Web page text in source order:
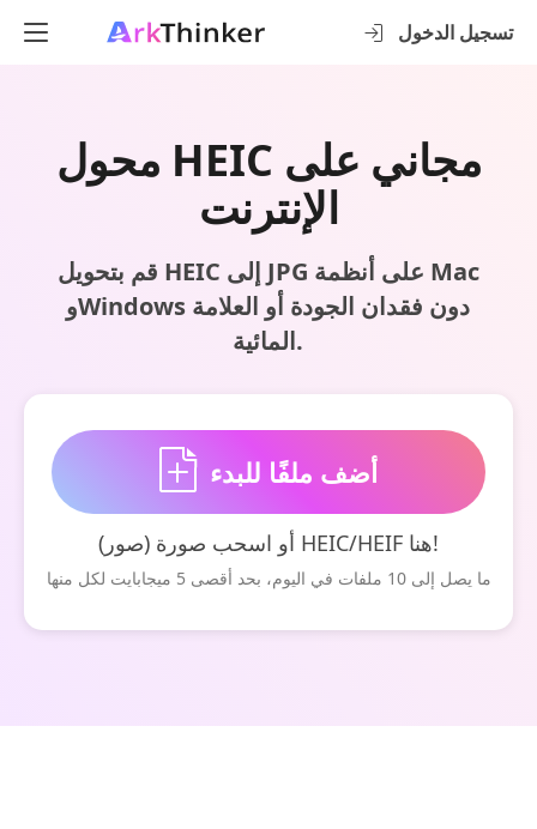
تسجيل الدخول
محول HEIC مجاني على
الإنترنت
قم بتحويل HEIC إلى JPG على أنظمة Mac
وWindows دون فقدان الجودة أو العلامة
المائية.
أضف ملفًا للبدء
أو اسحب صورة (صور) HEIC/HEIF هنا!
ما يصل إلى 10 ملفات في اليوم، بحد أقصى 5 ميجابايت لكل منها